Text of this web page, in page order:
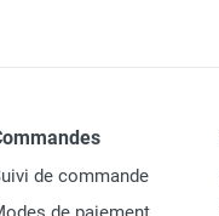
de commande